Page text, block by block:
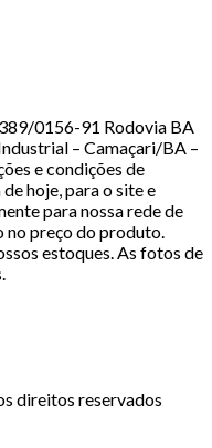
0156-91 Rodovia BA
– Camaçari/BA –
e condições de
hoje, para o site e
para nossa rede de
no preço do produto.
estoques. As fotos de
direitos reservados